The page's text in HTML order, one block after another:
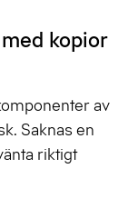
kopior
av
Saknas en
riktigt